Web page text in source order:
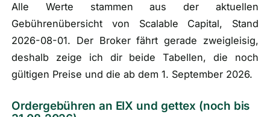
Alle Werte stammen aus der aktuellen
Gebührenübersicht von Scalable Capital, Stand
2026-08-01. Der Broker fährt gerade zweigleisig,
deshalb zeige ich dir beide Tabellen, die noch
gültigen Preise und die ab dem 1. September 2026.
Ordergebühren an EIX und gettex (noch bis